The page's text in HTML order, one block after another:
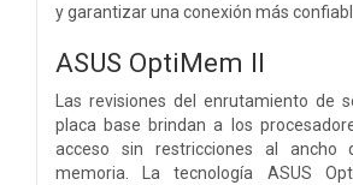
y garantizar una conexión más
ASUS OptiMem II
Las revisiones del enrutamiento de
placa base brindan a los
acceso sin restricciones al ancho
memoria. La tecnología ASUS